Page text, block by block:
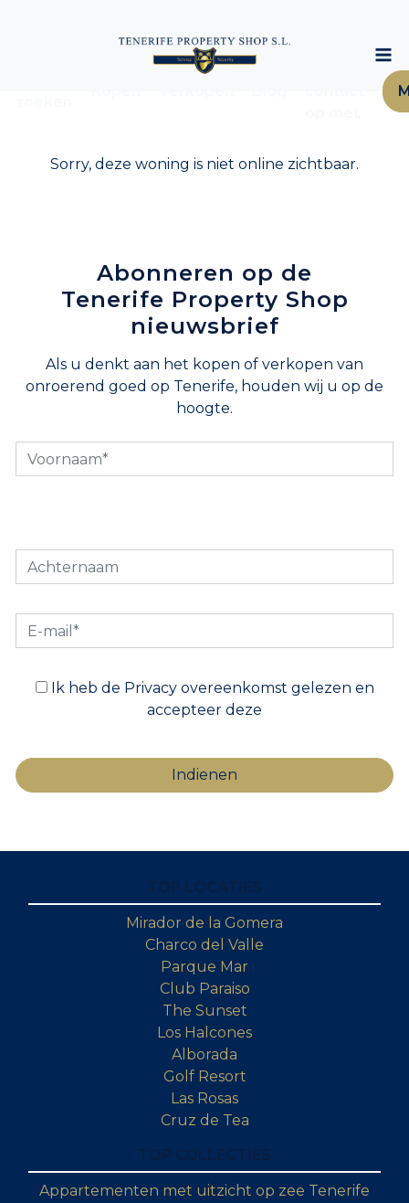
Sorry, deze woning is niet online zichtbaar.
Abonneren op de
Tenerife Property Shop
nieuwsbrief
Als u denkt aan het kopen of verkopen van
onroerend goed op Tenerife, houden wij u op de
hoogte.
Ik heb de Privacy overeenkomst gelezen en
accepteer deze
Mirador de la Gomera
Charco del Valle
Parque Mar
Club Paraiso
The Sunset
Los Halcones
Alborada
Golf Resort
Las Rosas
Cruz de Tea
Appartementen met uitzicht op zee Tenerife